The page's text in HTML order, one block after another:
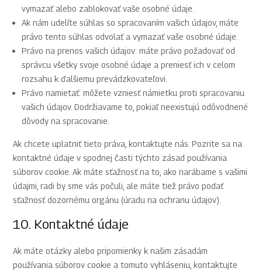
vymazať alebo zablokovať vaše osobné údaje.
Ak nám udelíte súhlas so spracovaním vašich údajov, máte
právo tento súhlas odvolať a vymazať vaše osobné údaje.
Právo na prenos vašich údajov: máte právo požadovať od
správcu všetky svoje osobné údaje a preniesť ich v celom
rozsahu k ďalšiemu prevádzkovateľovi.
Právo namietať: môžete vzniesť námietku proti spracovaniu
vašich údajov. Dodržiavame to, pokiaľ neexistujú odôvodnené
dôvody na spracovanie.
Ak chcete uplatniť tieto práva, kontaktujte nás. Pozrite sa na
kontaktné údaje v spodnej časti týchto zásad používania
súborov cookie. Ak máte sťažnosť na to, ako narábame s vašimi
údajmi, radi by sme vás počuli, ale máte tiež právo podať
sťažnosť dozornému orgánu (úradu na ochranu údajov).
10. Kontaktné údaje
Ak máte otázky alebo pripomienky k našim zásadám
používania súborov cookie a tomuto vyhláseniu, kontaktujte